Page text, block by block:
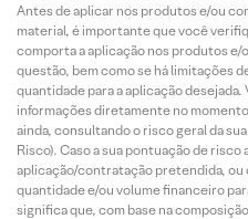
Antes de aplicar nos produtos e/ou
material, é importante que você
comporta a aplicação nos produtos
questão, bem como se há limitações
quantidade para a aplicação
informações diretamente no
ainda, consultando o risco geral da
Risco). Caso a sua pontuação de
aplicação/contratação pretendida, ou
quantidade e/ou volume financeiro
significa que, com base na